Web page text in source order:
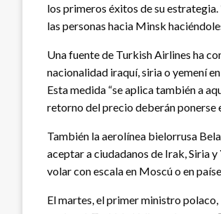
los primeros éxitos de su
las personas hacia Minsk
Una fuente de Turkish Airlines ha
nacionalidad iraquí, siria o yemení
Esta medida “se aplica también a
retorno del precio deberán ponerse
También la aerolínea bielorrusa
aceptar a ciudadanos de Irak, Siria
volar con escala en Moscú o en
El martes, el primer ministro